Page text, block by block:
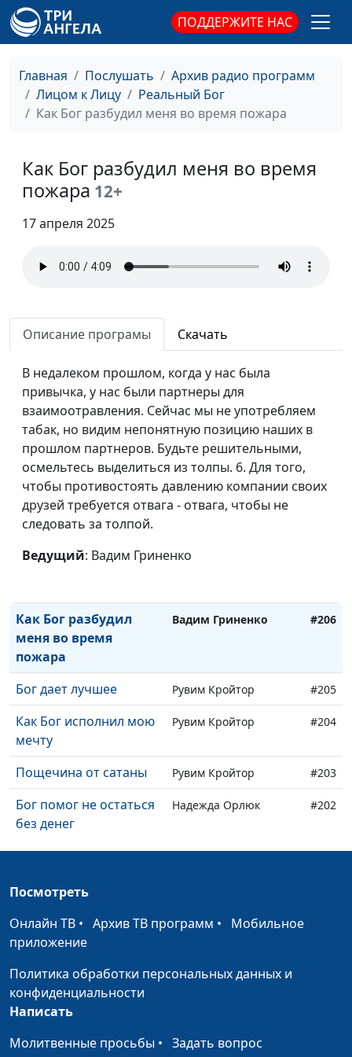
ПОДДЕРЖИТЕ НАС
Главная Послушать
Архив радио программ
Лицом к Лицу
Реальный Бог
Как Бог разбудил меня во время пожара
Как Бог разбудил меня во время
пожара 12+
17 апреля 2025
Описание програмы Скачать
В недалеком прошлом, когда у нас была
привычка, у нас были партнеры для
взаимоотравления. Сейчас мы не употребляем
табак, но видим непонятную позицию наших в
прошлом партнеров. Будьте решительными,
осмельтесь выделиться из толпы. 6. Для того,
чтобы противостоять давлению компании своих
друзей требуется отвага - отвага, чтобы не
следовать за толпой.
Ведущий: Вадим Гриненко
стал читать Библию
Как Бог проявляет
Тамара Кульпина #218
Как я привела в
церковь внучку
Тамара Кульпина
ушла
Как Бог благословил
меня
обо мне
Как я сблизилась с
Ирина Вершинина
Как Бог помог мне в
армии
Дмитрий Бочков
Как Бог помог попасть
ко врачу
Елена Бочкова #210
Я подняла машину, как
пушинку
Елена Бочкова #209
Бог побеждает зло
Как я успел рассказать
Как Бог разбудил
меня во время
пожара
Вадим Гриненко #206
Бог дает лучшее Рувим Кройтор #205
Как Бог исполнил мою
мечту
Рувим Кройтор #204
Пощечина от сатаны Рувим Кройтор #203
Бог помог не остаться
без денег
Надежда Орлюк #202
С Богом все к лучшему Надежда Орлюк #201
Честность помогла
Как кошка приходила к
Как молитва помогла
найти дорогу в лесу
Я решила соблюдать
Надежда Орлюк
Посмотреть
Онлайн ТВ • Архив ТВ программ • Мобильное
приложение
Политика обработки персональных данных и
конфиденциальности
Написать
Молитвенные просьбы • Задать вопрос